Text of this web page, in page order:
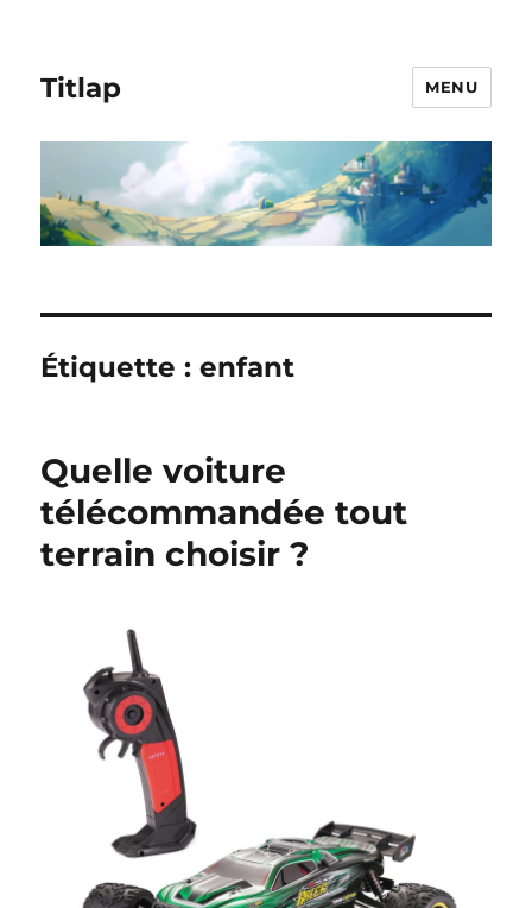
Titlap MENU
Étiquette :enfant
Quelle voiture
télécommandée tout
terrain choisir ?